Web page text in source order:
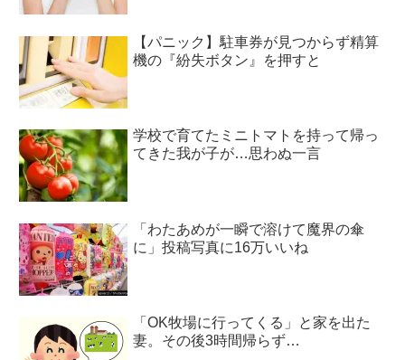
【パニック】駐車券が見つからず精算
機の『紛失ボタン』を押すと
学校で育てたミニトマトを持って帰っ
てきた我が子が…思わぬ一言
「わたあめが一瞬で溶けて魔界の傘
に」投稿写真に16万いいね
「OK牧場に行ってくる」と家を出た
妻。その後3時間帰らず…